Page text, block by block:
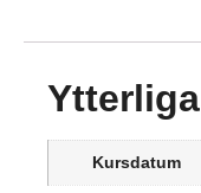
Kursdatum